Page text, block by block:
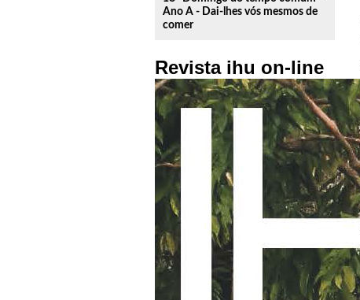
Ano A - Dai-lhes vós mesmos de
comer
Revista ihu on-line